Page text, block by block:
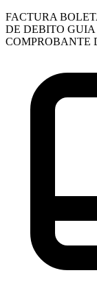
FACTURA
DE DEBITO GUIA
COMPROBANTE